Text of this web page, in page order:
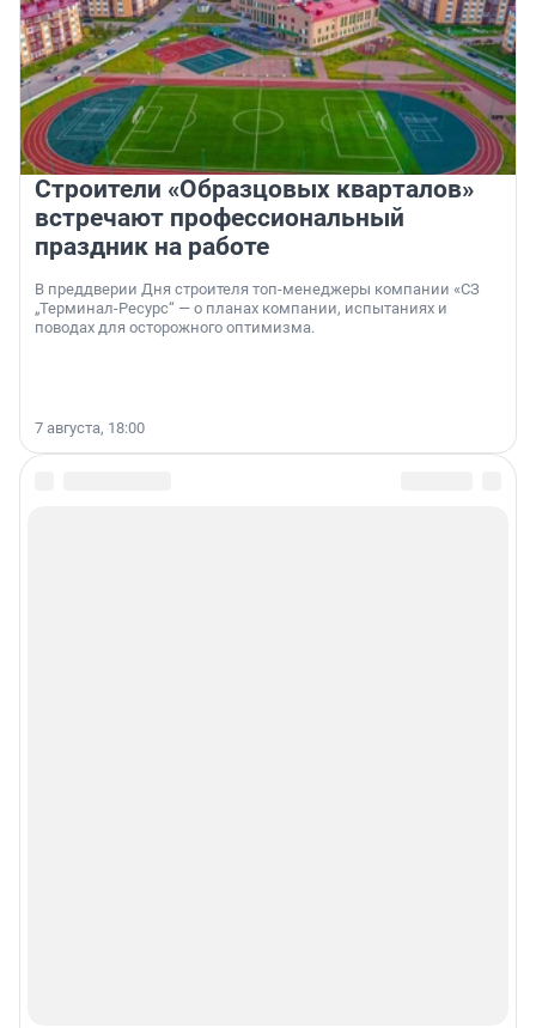
Строители «Образцовых кварталов»
встречают профессиональный
праздник на работе
В преддверии Дня строителя топ-менеджеры компании «СЗ
„Терминал-Ресурс“ — о планах компании, испытаниях и
поводах для осторожного оптимизма.
7 августа, 18:00